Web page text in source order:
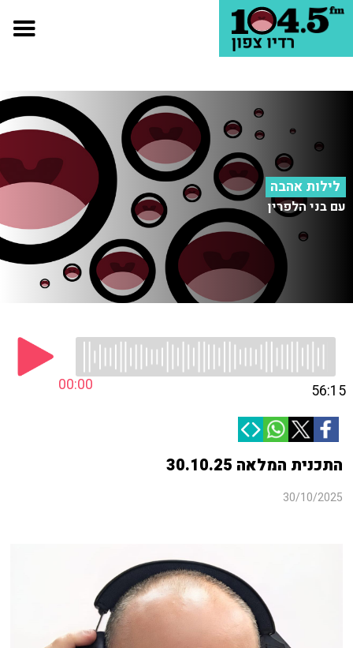
לילות אהבה
עם בני הלפרין
00:00 56:15
התכנית המלאה 30.10.25
30/10/2025